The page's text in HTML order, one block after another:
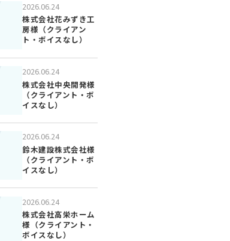
2026.06.24
株式会社花みずき工
房様（クライアン
ト・ボイスなし）
2026.06.24
株式会社中央開発様
（クライアント・ボ
イスなし）
2026.06.24
鈴木建設株式会社様
（クライアント・ボ
イスなし）
2026.06.24
株式会社高栄ホーム
様（クライアント・
ボイスなし）